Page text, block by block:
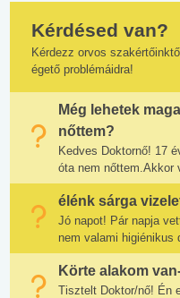
Kérdésed van?
Kérdezz orvos
égető problémáidra!
Még lehetek
nőttem?
Kedves Doktornő! 17
óta nem nőttem.Akkor
élénk sárga
Jó napot! Pár napja
nem valami higiénikus
Körte alakom
Tisztelt Doktor/nő! Én